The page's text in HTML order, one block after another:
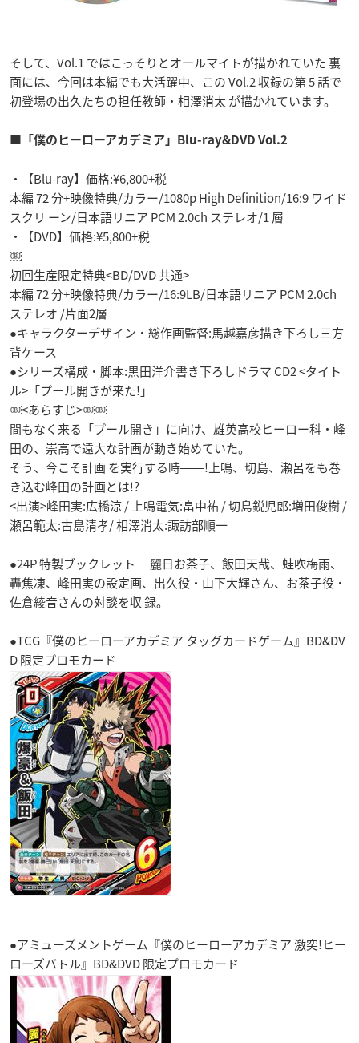
そして、Vol.1 ではこっそりとオールマイトが描かれていた 裏
面には、今回は本編でも大活躍中、この Vol.2 収録の第 5 話で
初登場の出久たちの担任教師・相澤消太 が描かれています。
■「僕のヒーローアカデミア」Blu-ray&DVD Vol.2
・【Blu-ray】価格:¥6,800+税
本編 72 分+映像特典/カラー/1080p High Definition/16:9 ワイド
スクリ ーン/日本語リニア PCM 2.0ch ステレオ/1 層
・【DVD】価格:¥5,800+税
￼
初回生産限定特典<BD/DVD 共通>
本編 72 分+映像特典/カラー/16:9LB/日本語リニア PCM 2.0ch
ステレオ /片面2層
●キャラクターデザイン・総作画監督:馬越嘉彦描き下ろし三方
背ケース
●シリーズ構成・脚本:黒田洋介書き下ろしドラマ CD2 <タイト
ル>「プール開きが来た!」
￼<あらすじ>￼￼
間もなく来る「プール開き」に向け、雄英高校ヒーロー科・峰
田の、崇高で遠大な計画が動き始めていた。
そう、今こそ計画 を実行する時――!上鳴、切島、瀬呂をも巻
き込む峰田の計画とは!?
<出演>峰田実:広橋涼 / 上鳴電気:畠中祐 / 切島鋭児郎:増田俊樹 /
瀬呂範太:古島清孝/ 相澤消太:諏訪部順一
●24P 特製ブックレット 麗日お茶子、飯田天哉、蛙吹梅雨、
轟焦凍、峰田実の設定画、出久役・山下大輝さん、お茶子役・
佐倉綾音さんの対談を収 録。
●TCG『僕のヒーローアカデミア タッグカードゲーム』BD&DV
D 限定プロモカード
●アミューズメントゲーム『僕のヒーローアカデミア 激突!ヒー
ローズバトル』BD&DVD 限定プロモカード